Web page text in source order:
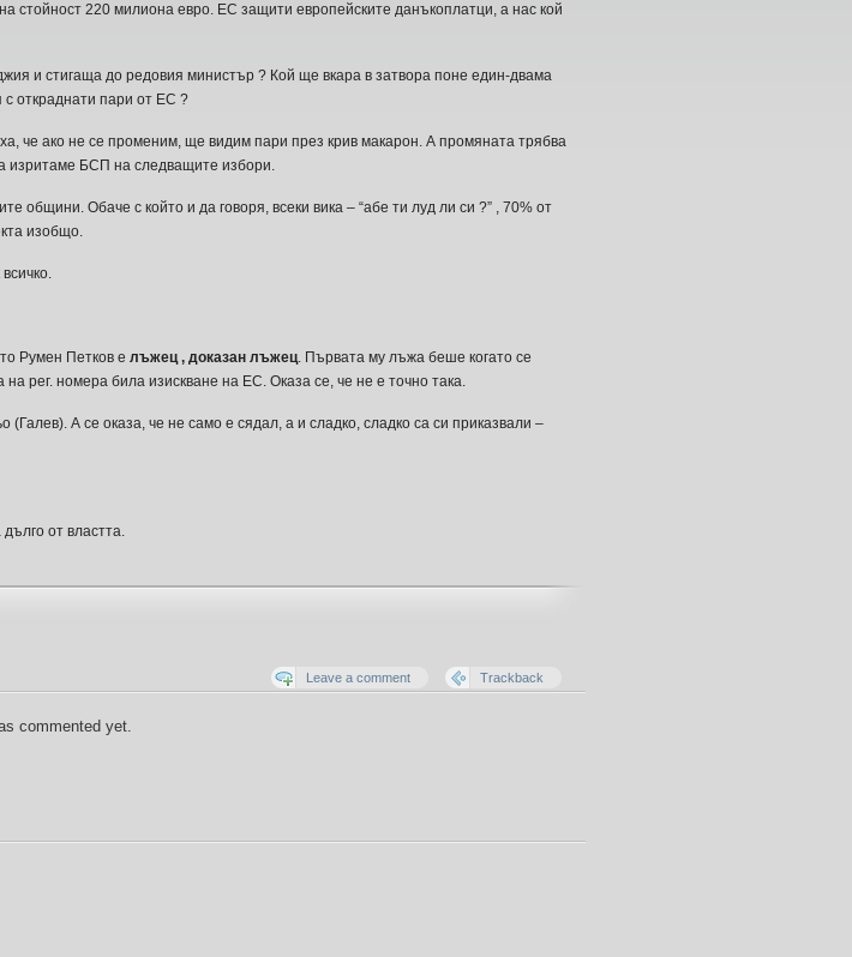
220 милиона евро. ЕС защити европейските данъкоплатци, а нас кой
и стигаща до редовия министър ? Кой ще вкара в затвора поне един-двама
с откраднати пари от ЕС ?
че ако не се променим, ще видим пари през крив макарон. А промяната трябва
изритаме БСП на следващите избори.
общини. Обаче с който и да говоря, всеки вика – “абе ти луд ли си ?” , 70% от
изобщо.
Румен Петков е лъжец , доказан лъжец. Първата му лъжа беше когато се
рег. номера била изискване на ЕС. Оказа се, че не е точно така.
А се оказа, че не само е сядал, а и сладко, сладко са си приказвали –
от властта.
Leave a comment Trackback
commented yet.